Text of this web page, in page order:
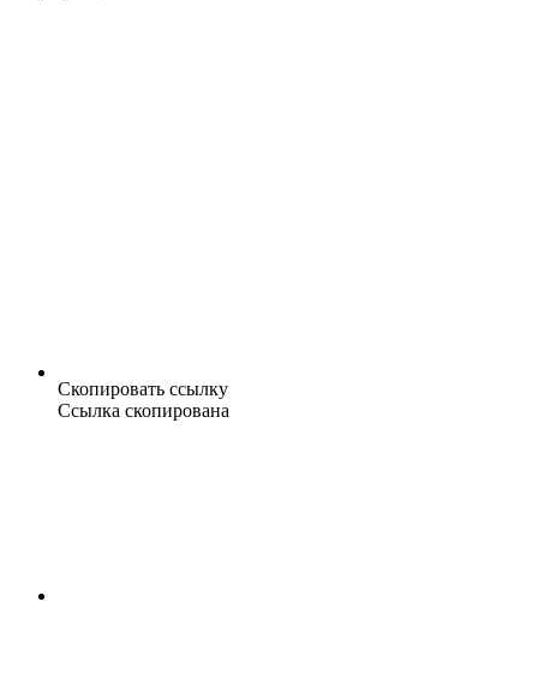
Скопировать ссылку
Ссылка скопирована